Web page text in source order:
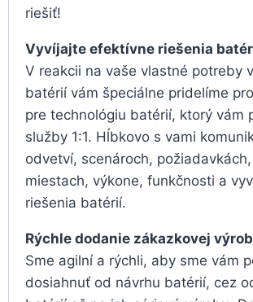
riešiť!
Vyvíjajte efektívne riešenia
V reakcii na vaše vlastné potreby
batérií vám špeciálne pridelíme
pre technológiu batérií, ktorý vám
služby 1:1. Hĺbkovo s vami
odvetví, scenároch,
miestach, výkone, funkčnosti a
riešenia batérií.
Rýchle dodanie zákazkovej
Sme agilní a rýchli, aby sme vám
dosiahnuť od návrhu batérií, cez